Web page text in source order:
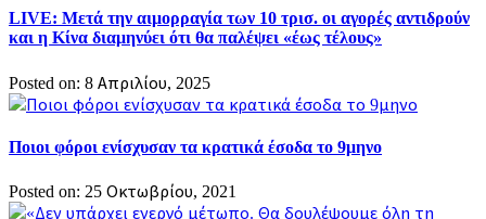
LIVE: Μετά την αιμορραγία των 10 τρισ. οι αγορές αντιδρούν
και η Κίνα διαμηνύει ότι θα παλέψει «έως τέλους»
Posted on: 8 Απριλίου, 2025
Ποιοι φόροι ενίσχυσαν τα κρατικά έσοδα το 9μηνο
Posted on: 25 Οκτωβρίου, 2021